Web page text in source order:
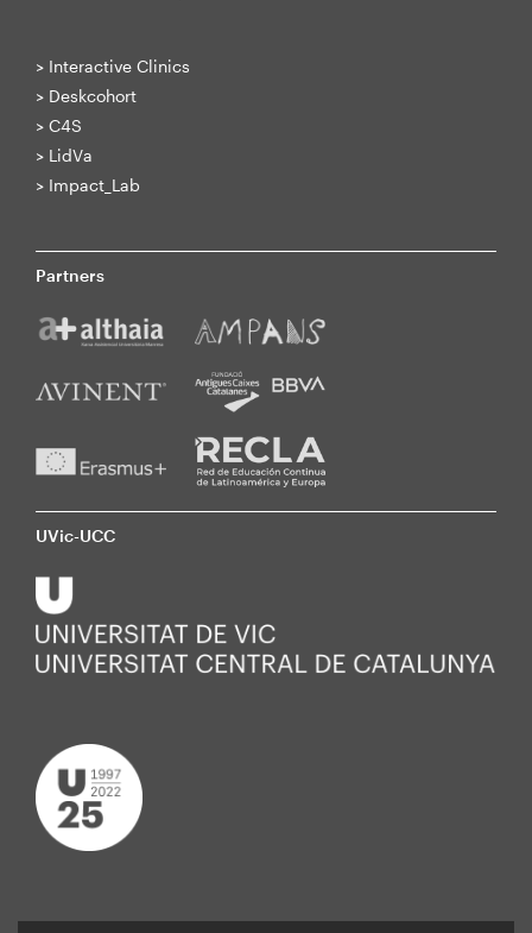
> Interactive Clinics
> Deskcohort
> C4S
> LidVa
> Impact_Lab
Partners
UVic-UCC